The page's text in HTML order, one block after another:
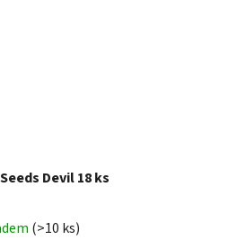
Devil 18 ks
(>10 ks)